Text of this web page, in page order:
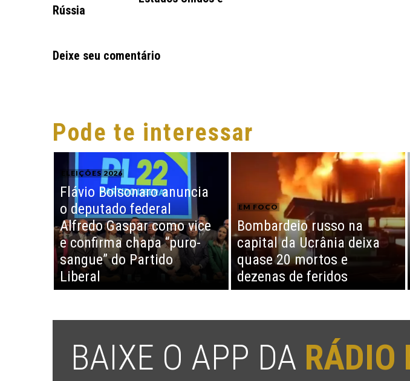
Rússia
Deixe seu comentário
Pode te interessar
ELEIÇÕES 2026
Flávio Bolsonaro anuncia
o deputado federal
Alfredo Gaspar como vice
e confirma chapa “puro-
sangue” do Partido
Liberal
EM FOCO
Bombardeio russo na
capital da Ucrânia deixa
quase 20 mortos e
dezenas de feridos
BAIXE O APP DA RÁDIO